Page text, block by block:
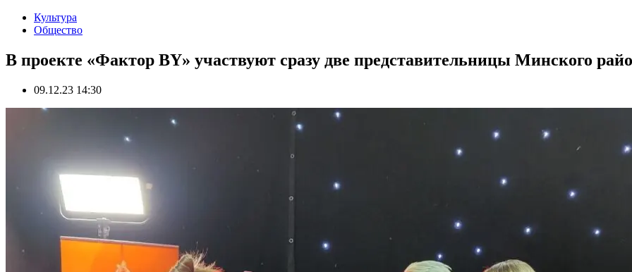
Культура
Общество
В проекте «Фактор BY» участвуют сразу две представительницы Минского
09.12.23 14:30